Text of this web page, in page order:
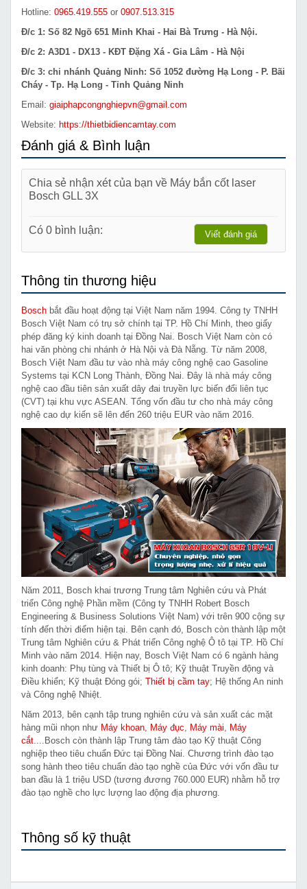
Hotline: 0965.419.555 or 0907.513.315
Đ/c 1: Số 82 Ngõ 651 Minh Khai - Hai Bà Trưng - Hà Nội.
Đ/c 2: A3D1 - DX13 - KĐT Đặng Xá - Gia Lâm - Hà Nội
Đ/c 3: chi nhánh Quảng Ninh: Số 1052 đường Hạ Long - P. Bãi
Cháy - Tp. Hạ Long - Tỉnh Quảng Ninh
Email: giaiphapcongnghiepvn@gmail.com
Website: https://thietbidiencamtay.com
Đánh giá & Bình luận
Chia sẻ nhận xét của bạn về Máy bắn cốt laser
Bosch GLL 3X
Có 0 bình luận: Viết đánh giá
Thông tin thương hiệu
Bosch bắt đầu hoạt động tại Việt Nam năm 1994. Công ty TNHH
Bosch Việt Nam có trụ sở chính tại TP. Hồ Chí Minh, theo giấy
phép đăng ký kinh doanh tại Đồng Nai. Bosch Việt Nam còn có
hai văn phòng chi nhánh ở Hà Nội và Đà Nẵng. Từ năm 2008,
Bosch Việt Nam đầu tư vào nhà máy công nghệ cao Gasoline
Systems tại KCN Long Thành, Đồng Nai. Đây là nhà máy công
nghệ cao đầu tiên sản xuất dây đai truyền lực biến đổi liên tục
(CVT) tại khu vực ASEAN. Tổng vốn đầu tư cho nhà máy công
nghệ cao dự kiến sẽ lên đến 260 triệu EUR vào năm 2016.
Năm 2011, Bosch khai trương Trung tâm Nghiên cứu và Phát
triển Công nghệ Phần mềm (Công ty TNHH Robert Bosch
Engineering & Business Solutions Việt Nam) với trên 900 cộng sự
tính đến thời điểm hiện tại. Bên cạnh đó, Bosch còn thành lập một
Trung tâm Nghiên cứu & Phát triển Công nghệ Ô tô tại TP. Hồ Chí
Minh vào năm 2014. Hiện nay, Bosch Việt Nam có 6 ngành hàng
kinh doanh: Phụ tùng và Thiết bị Ô tô; Kỹ thuật Truyền động và
Điều khiển; Kỹ thuật Đóng gói; Thiết bị cầm tay; Hệ thống An ninh
và Công nghệ Nhiệt.
Năm 2013, bên cạnh tập trung nghiên cứu và sản xuất các mặt
hàng mũi nhọn như Máy khoan, Máy đục, Máy mài, Máy
cắt....Bosch còn thành lập Trung tâm đào tạo Kỹ thuật Công
nghiệp theo tiêu chuẩn Đức tại Đồng Nai. Chương trình đào tạo
song hành theo tiêu chuẩn đào tạo nghề của Đức với vốn đầu tư
ban đầu là 1 triệu USD (tương đương 760.000 EUR) nhằm hỗ trợ
đào tạo nghề cho lực lượng lao động địa phương.
Thông số kỹ thuật